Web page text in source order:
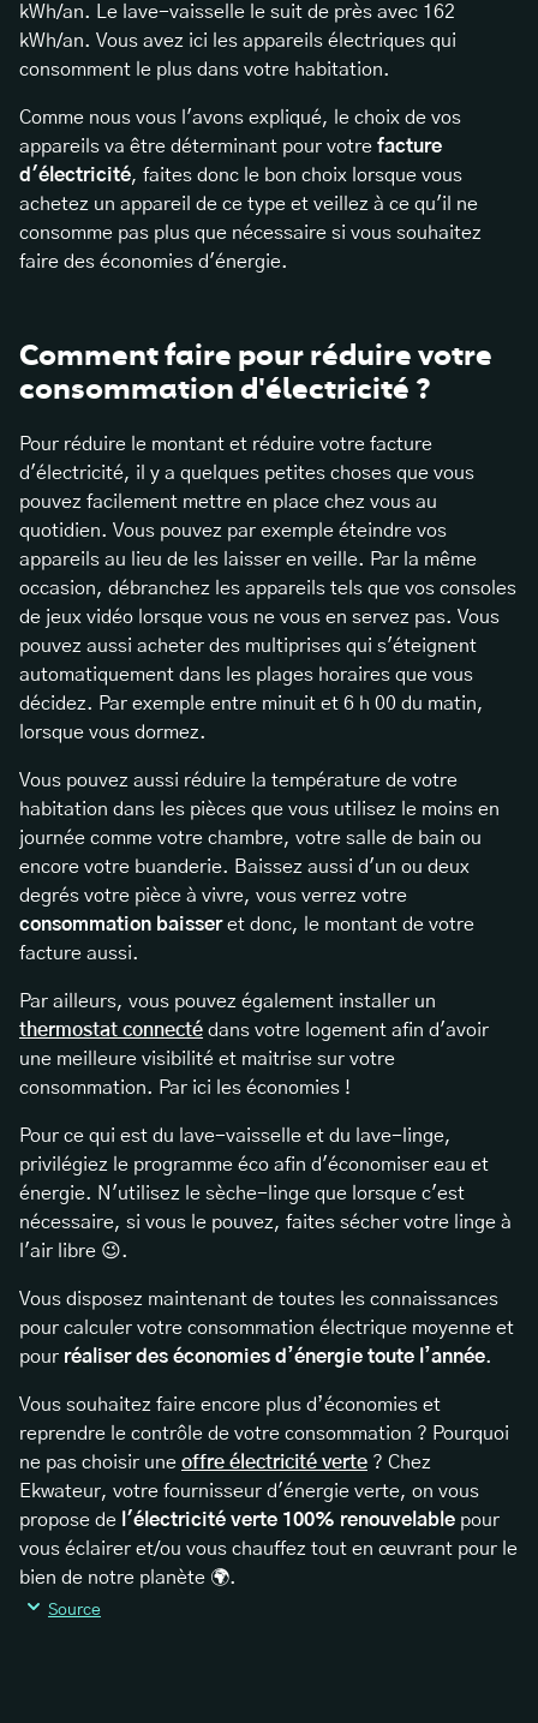
kWh/an. Le lave-vaisselle le suit de près avec 162
kWh/an. Vous avez ici les appareils électriques qui
consomment le plus dans votre habitation.
Comme nous vous l'avons expliqué, le choix de vos
appareils va être déterminant pour votre facture
d'électricité, faites donc le bon choix lorsque vous
achetez un appareil de ce type et veillez à ce qu'il ne
consomme pas plus que nécessaire si vous souhaitez
faire des économies d'énergie.
Comment faire pour réduire votre
consommation d'électricité ?
Pour réduire le montant et réduire votre facture
d'électricité, il y a quelques petites choses que vous
pouvez facilement mettre en place chez vous au
quotidien. Vous pouvez par exemple éteindre vos
appareils au lieu de les laisser en veille. Par la même
occasion, débranchez les appareils tels que vos consoles
de jeux vidéo lorsque vous ne vous en servez pas. Vous
pouvez aussi acheter des multiprises qui s'éteignent
automatiquement dans les plages horaires que vous
décidez. Par exemple entre minuit et 6 h 00 du matin,
lorsque vous dormez.
Vous pouvez aussi réduire la température de votre
habitation dans les pièces que vous utilisez le moins en
journée comme votre chambre, votre salle de bain ou
encore votre buanderie. Baissez aussi d'un ou deux
degrés votre pièce à vivre, vous verrez votre
consommation baisseret donc, le montant de votre
facture aussi.
Par ailleurs, vous pouvez également installer un
thermostat connecté dans votre logement afin d'avoir
une meilleure visibilité et maitrise sur votre
consommation. Par ici les économies !
Pour ce qui est du lave-vaisselle et du lave-linge,
privilégiez le programme éco afin d'économiser eau et
énergie. N'utilisez le sèche-linge que lorsque c'est
nécessaire, si vous le pouvez, faites sécher votre linge à
l'air libre 😉.
Vous disposez maintenant de toutes les connaissances
pour calculer votre consommation électrique moyenne et
pour réaliser des économies d’énergie toute l’année.
Vous souhaitez faire encore plus d’économies et
reprendre le contrôle de votre consommation ? Pourquoi
ne pas choisir une offre électricité verte ? Chez
Ekwateur, votre fournisseur d'énergie verte, on vous
propose de l'électricité verte 100% renouvelable pour
vous éclairer et/ou vous chauffez tout en œuvrant pour le
bien de notre planète 🌍.
Source